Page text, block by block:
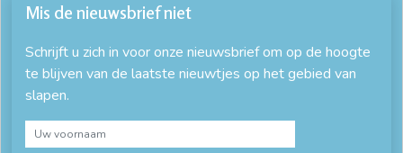
Mis de nieuwsbrief niet
Schrijft u zich in voor onze nieuwsbrief om op de hoogte
te blijven van de laatste nieuwtjes op het gebied van
slapen.